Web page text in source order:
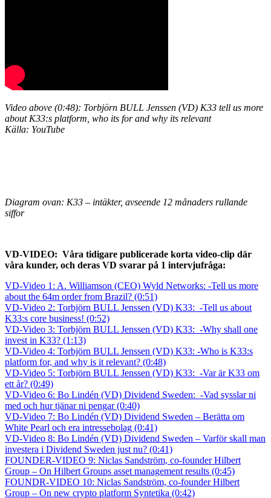
Video above (0:48): Torbjörn BULL Jenssen (VD) K33 tell us more
about K33:s platform, who its for and why its relevant
Källa: YouTube
Diagram ovan: K33 – intäkter, avseende 12 månaders rullande
siffor
VD-VIDEO: Våra tidigare publicerade korta video-clip där
våra kunder, och deras VD svarar på 1 intervjufråga:
VD-Video 1: A. Williamson (CEO) Wyld Networks: -Tell us more
about the 64m order from Brazil? (0:51)
VD-Video 2: Torbjörn BULL Jenssen (VD) K33: -Tell us about
K33:s core business! (0:52)
VD-Video 3: Torbjörn BULL Jenssen (VD) K33: -Why shall one
invest in K33? (1:13)
VD-Video 4: Torbjörn BULL Jenssen (VD) K33: -Who is K33:s
platform for, and why is it relevant? (0:48)
VD-Video 5: Torbjörn BULL Jenssen (VD) K33: -Var är K33 om
ett år? (0:49)
VD-Video 6: Bo Lindén (VD) Dividend Sweden: -Vad sysslar ni
med och hur tjänar ni pengar (0:40)
VD-Video 7: Bo Lindén (VD) Dividend Sweden – Berätta om
White Pearl och era intressebolag (0:41)
VD-Video 8: Bo Lindén (VD) Dividend Sweden – Varför skall man
investera i Dividend Sweden just nu? (0:41)
FOUNDER-VIDEO 9: Niclas Sandström, co-founder Hilbert
Group – On Hilbert Groups asset management results (0:45)
FOUNDR-VIDEO 10: Niclas Sandström, co-founder Hilbert
Group – On new crypto platform Syntetika (0:42)